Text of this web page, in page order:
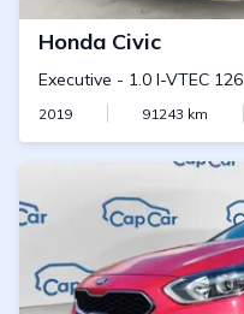
Honda Civic
Executive - 1.0 I-VTEC 126
2019 91243 km